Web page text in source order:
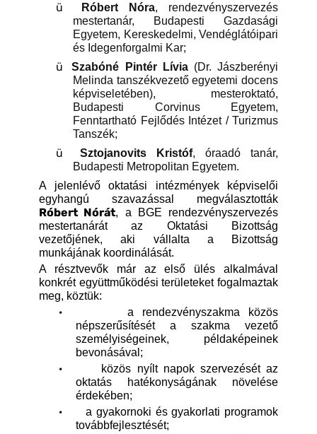
ü Róbert Nóra, rendezvényszervezés
mestertanár, Budapesti Gazdasági
Egyetem, Kereskedelmi, Vendéglátóipari
és Idegenforgalmi Kar;
ü Szabóné Pintér Lívia(Dr. Jászberényi
Melinda tanszékvezető egyetemi docens
képviseletében), mesteroktató,
Budapesti Corvinus Egyetem,
Fenntartható Fejlődés Intézet / Turizmus
Tanszék;
ü Sztojanovits Kristóf, óraadó tanár,
Budapesti Metropolitan Egyetem.
A jelenlévő oktatási intézmények képviselői
egyhangú szavazással megválasztották
Róbert Nórát, a BGE rendezvényszervezés
mestertanárát az Oktatási Bizottság
vezetőjének, aki vállalta a Bizottság
munkájának koordinálását.
A résztvevők már az első ülés alkalmával
konkrét együttműködési területeket fogalmaztak
meg, köztük:
·
a rendezvényszakma közös
népszerűsítését a szakma vezető
személyiségeinek, példaképeinek
bevonásával;
·
közös nyílt napok szervezését az
oktatás hatékonyságának növelése
érdekében;
·
a gyakornoki és gyakorlati programok
továbbfejlesztését;